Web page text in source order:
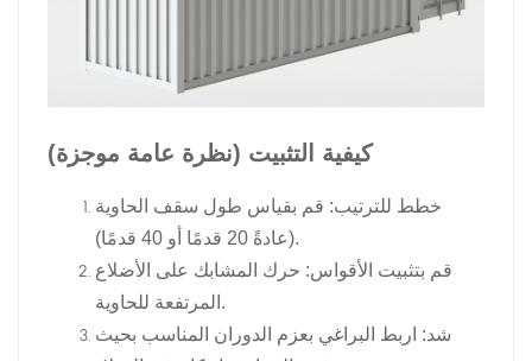
كيفية التثبيت (نظرة عامة موجزة)
خطط للترتيب: قم بقياس طول سقف الحاوية
(عادةً 20 قدمًا أو 40 قدمًا).
قم بتثبيت الأقواس: حرك المشابك على الأضلاع
المرتفعة للحاوية.
شد: اربط البراغي بعزم الدوران المناسب بحيث